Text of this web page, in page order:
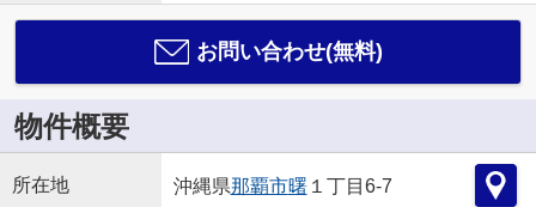
お問い合わせ(無料)
物件概要
所在地 沖縄県那覇市曙１丁目6-7